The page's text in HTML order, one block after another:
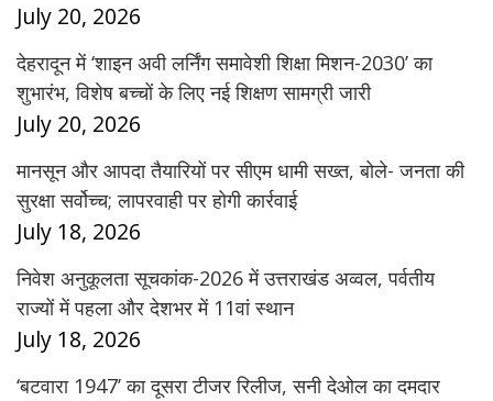
July 20, 2026
देहरादून में ‘शाइन अवी लर्निंग समावेशी शिक्षा मिशन-2030’ का
शुभारंभ, विशेष बच्चों के लिए नई शिक्षण सामग्री जारी
July 20, 2026
मानसून और आपदा तैयारियों पर सीएम धामी सख्त, बोले- जनता की
सुरक्षा सर्वोच्च; लापरवाही पर होगी कार्रवाई
July 18, 2026
निवेश अनुकूलता सूचकांक-2026 में उत्तराखंड अव्वल, पर्वतीय
राज्यों में पहला और देशभर में 11वां स्थान
July 18, 2026
‘बटवारा 1947’ का दूसरा टीजर रिलीज, सनी देओल का दमदार